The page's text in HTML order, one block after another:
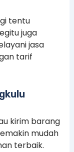
tentu
juga
jasa
tarif
kirim barang
mudah
terbaik.